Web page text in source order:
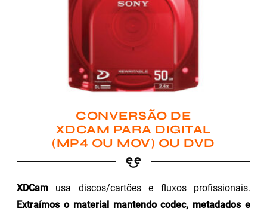
CONVERSÃO DE
XDCAM PARA DIGITAL
(MP4 OU MOV) OU DVD
XDCam usa discos/cartões e fluxos profissionais.
Extraímos o material mantendo codec, metadados e